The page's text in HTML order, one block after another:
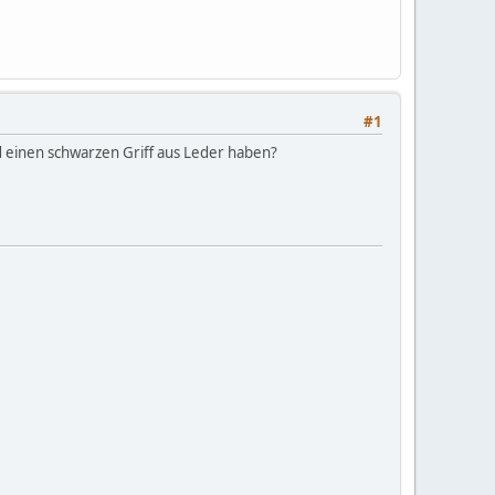
#1
schwarzen Griff aus Leder haben?